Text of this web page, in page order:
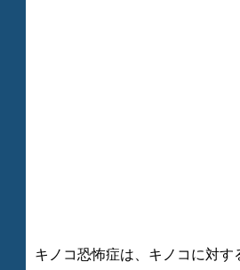
キノコ恐怖症は、キノコに対